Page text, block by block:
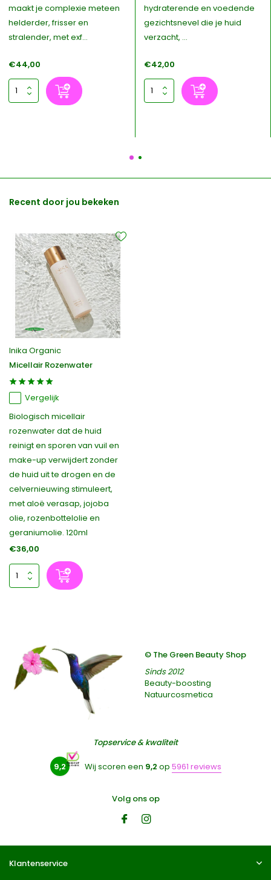
maakt je complexie meteen
helderder, frisser en
stralender, met exf...
€44,00
hydraterende en voedende
gezichtsnevel die je huid
verzacht, ...
€42,00
Recent door jou bekeken
Inika Organic
Micellair Rozenwater
Vergelijk
Biologisch micellair
rozenwater dat de huid
reinigt en sporen van vuil en
make-up verwijdert zonder
de huid uit te drogen en de
celvernieuwing stimuleert,
met aloë verasap, jojoba
olie, rozenbottelolie en
geraniumolie. 120ml
€36,00
© The Green Beauty Shop
Sinds 2012
Beauty-boosting
Natuurcosmetica
Topservice & kwaliteit
9,2 Wij scoren een 9,2 op 5961 reviews
Volg ons op
Klantenservice